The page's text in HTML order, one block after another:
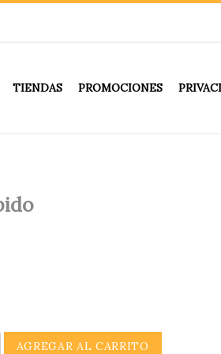
TIENDAS PROMOCIONES
AGREGAR AL CARRITO